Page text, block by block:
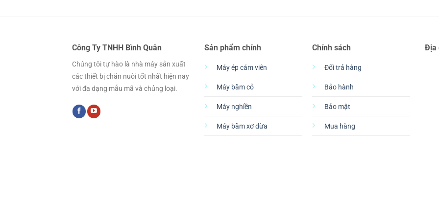
Công Ty TNHH Bình Quân
Chúng tôi tự hào là nhà máy sản xuất
các thiết bị chăn nuôi tốt nhất hiện nay
với đa dạng mẫu mã và chủng loại.
Sản phẩm chính
Máy ép cám viên
Máy băm cỏ
Máy nghiền
Máy băm xơ dừa
Chính sách
Đổi trả hàng
Bảo hành
Bảo mật
Mua hàng
Địa